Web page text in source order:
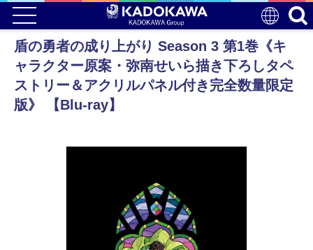
盾の勇者の成り上がり Season 3 第1巻《キ
ャラクター原案・弥南せいら描き下ろしタペ
ストリー＆アクリルパネル付き完全数量限定
版》 【Blu-ray】